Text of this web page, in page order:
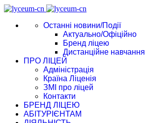
Останні новини/Події
Актуально/Офіційно
Бренд ліцею
Дистанційне навчання
ПРО ЛІЦЕЙ
Адміністрація
Країна Ліценія
ЗМІ про ліцей
Контакти
БРЕНД ЛІЦЕЮ
АБІТУРІЄНТАМ